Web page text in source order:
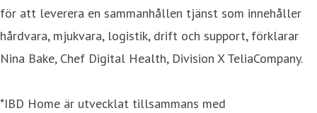
för att leverera en sammanhållen tjänst som innehåller
hårdvara, mjukvara, logistik, drift och support, förklarar
Nina Bake, Chef Digital Health, Division X TeliaCompany.
*IBD Home är utvecklat tillsammans med